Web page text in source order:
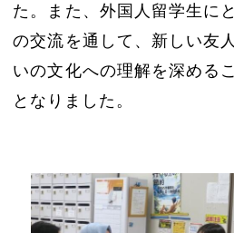
た。また、外国人留学生に
の交流を通して、新しい友
いの文化への理解を深める
となりました。